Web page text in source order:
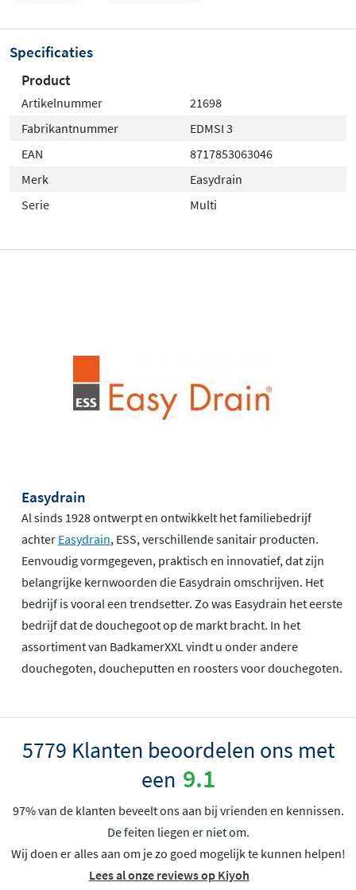
Specificaties
Product
Artikelnummer
21698
Fabrikantnummer
EDMSI 3
EAN
8717853063046
Merk
Easydrain
Serie
Multi
Easydrain
Al sinds 1928 ontwerpt en ontwikkelt het familiebedrijf
achter Easydrain, ESS, verschillende sanitair producten.
Eenvoudig vormgegeven, praktisch en innovatief, dat zijn
belangrijke kernwoorden die Easydrain omschrijven. Het
bedrijf is vooral een trendsetter. Zo was Easydrain het eerste
bedrijf dat de douchegoot op de markt bracht. In het
assortiment van BadkamerXXL vindt u onder andere
douchegoten, doucheputten en roosters voor douchegoten.
5779 Klanten beoordelen ons met
een 9.1
97% van de klanten beveelt ons aan bij vrienden en kennissen.
De feiten liegen er niet om.
Wij doen er alles aan om je zo goed mogelijk te kunnen helpen!
Lees al onze reviews op Kiyoh